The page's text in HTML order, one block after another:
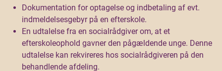
Dokumentation for optagelse og indbetaling af evt.
indmeldelsesgebyr på en efterskole.
En udtalelse fra en socialrådgiver om, at et
efterskoleophold gavner den pågældende unge. Denne
udtalelse kan rekvireres hos socialrådgiveren på den
behandlende afdeling.